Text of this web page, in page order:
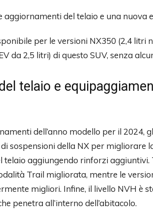
per le versioni NX350 (2,4 litri
da 2,5 litri) di questo SUV, senza
telaio e
dell’anno modello per il 2024,
sospensioni della NX per migliorare
telaio aggiungendo rinforzi
Trail migliorata, mentre le
migliori. Infine, il livello NVH è
penetra all’interno dell’abitacolo.